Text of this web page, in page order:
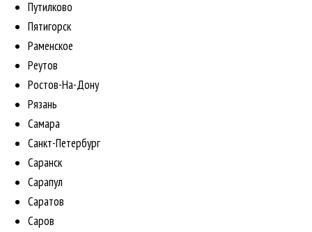
Путилково
Пятигорск
Раменское
Реутов
Ростов-На-Дону
Рязань
Самара
Санкт-Петербург
Саранск
Сарапул
Саратов
Саров